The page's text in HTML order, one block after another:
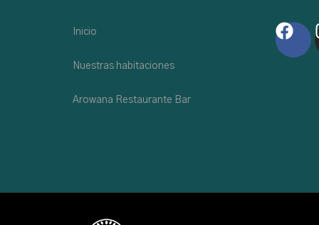
Inicio
Nuestras habitaciones
Arowana Restaurante Bar